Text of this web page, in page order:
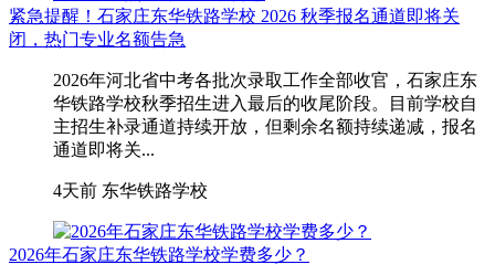
紧急提醒！石家庄东华铁路学校 2026 秋季报名通道即将关
闭，热门专业名额告急
2026年河北省中考各批次录取工作全部收官，石家庄东
华铁路学校秋季招生进入最后的收尾阶段。目前学校自
主招生补录通道持续开放，但剩余名额持续递减，报名
通道即将关...
4天前 东华铁路学校
2026年石家庄东华铁路学校学费多少？